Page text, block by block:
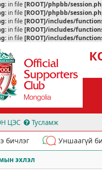
: in file[ROOT]/phpbb/
: in file[ROOT]/phpbb/
: in file[ROOT]/includes/
: in file[ROOT]/includes/
: in file[ROOT]/includes/
ЦЭС Тусламж
бичлэг Уншаагүй
эхлэл